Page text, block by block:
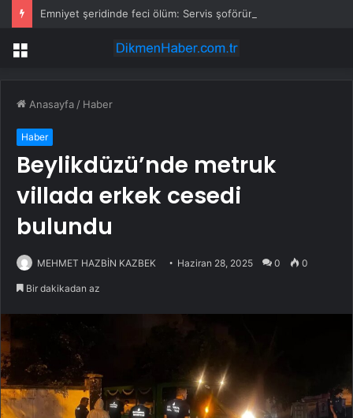
Menü
Anasayfa / Haber
Haber
Beylikdüzü’nde metruk
villada erkek cesedi
bulundu
MEHMET HAZBİN KAZBEK Haziran 28, 2025 0 0
Bir dakikadan az